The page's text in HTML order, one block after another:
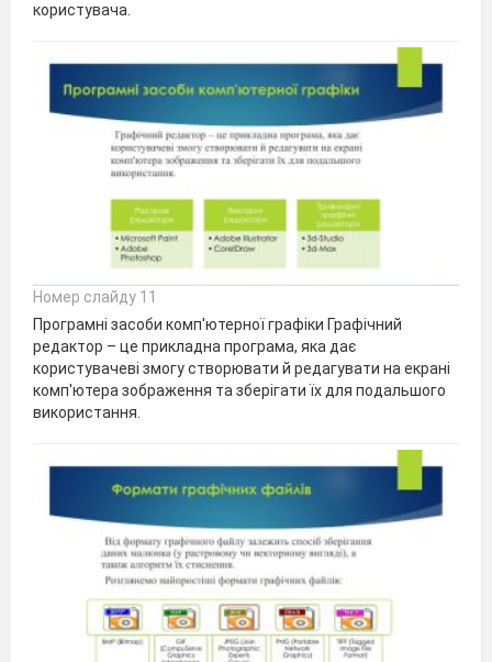
користувача.
Номер слайду 11
Програмні засоби комп'ютерної графіки Графічний
редактор – це прикладна програма, яка дає
користувачеві змогу створювати й редагувати на екрані
комп'ютера зображення та зберігати їх для подальшого
використання.